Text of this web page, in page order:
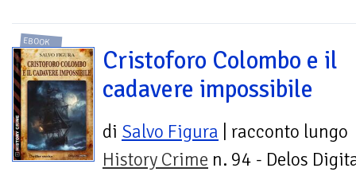
EBOOK
Cristoforo Colombo e il
cadavere impossibile
di Salvo Figura | racconto lungo
History Crime n. 94 - Delos